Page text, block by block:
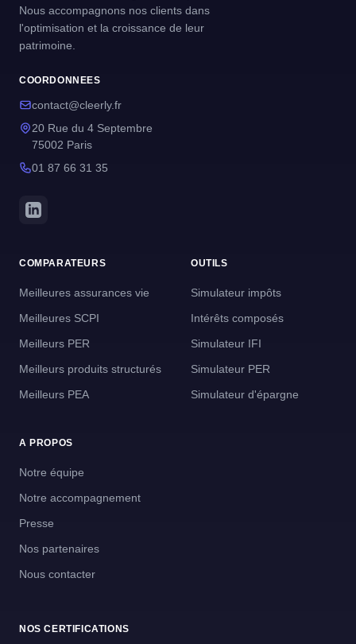
Nous accompagnons nos clients dans
l'optimisation et la croissance de leur
patrimoine.
COORDONNEES
contact@cleerly.fr
20 Rue du 4 Septembre
75002 Paris
01 87 66 31 35
COMPARATEURS
Meilleures assurances vie
Meilleures SCPI
Meilleurs PER
Meilleurs produits structurés
Meilleurs PEA
OUTILS
Simulateur impôts
Intérêts composés
Simulateur IFI
Simulateur PER
Simulateur d'épargne
A PROPOS
Notre équipe
Notre accompagnement
Presse
Nos partenaires
Nous contacter
NOS CERTIFICATIONS